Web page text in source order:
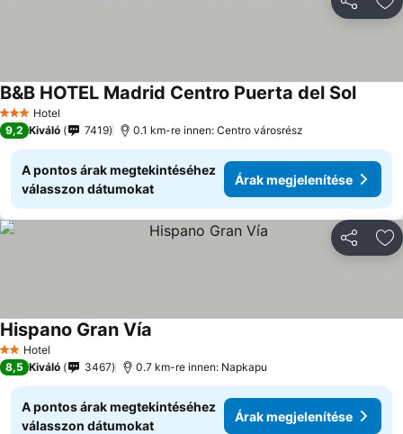
3 Kategória
Hotel
B&B HOTEL Madrid Centro Puerta del Sol
9,2 Kiváló 7419 0.1 km-re innen: Centro városrész
A pontos árak megtekintéséhez
válasszon dátumokat
Árak megjelenítése
2 Kategória
Hotel
Hispano Gran Vía
8,5 Kiváló 3467 0.7 km-re innen: Napkapu
A pontos árak megtekintéséhez
válasszon dátumokat
Árak megjelenítése